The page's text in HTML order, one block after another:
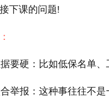
下课的问题!
硬：比如低保名单、
报：这种事往往不是